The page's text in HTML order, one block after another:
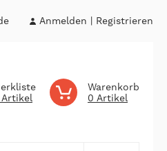
Anmelden Registrieren
Warenkorb
0